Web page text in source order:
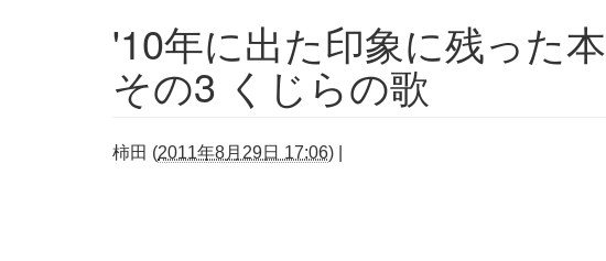
'10年に出た印象に残った本
その3 くじらの歌
柿田 (2011年8月29日 17:06)